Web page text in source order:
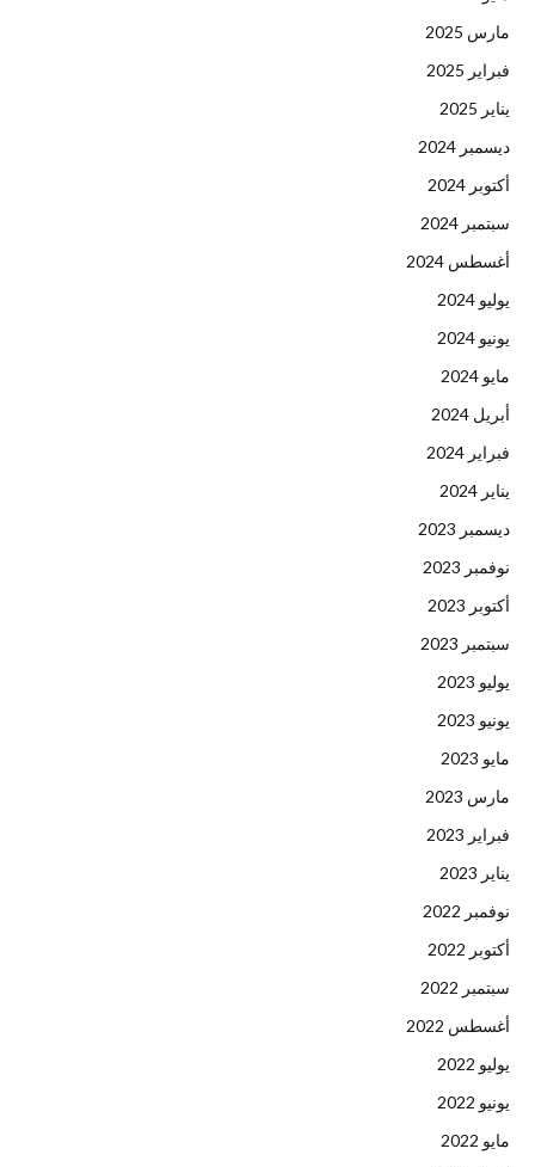
مارس 2025
فبراير 2025
يناير 2025
ديسمبر 2024
أكتوبر 2024
سبتمبر 2024
أغسطس 2024
يوليو 2024
يونيو 2024
مايو 2024
أبريل 2024
فبراير 2024
يناير 2024
ديسمبر 2023
نوفمبر 2023
أكتوبر 2023
سبتمبر 2023
يوليو 2023
يونيو 2023
مايو 2023
مارس 2023
فبراير 2023
يناير 2023
نوفمبر 2022
أكتوبر 2022
سبتمبر 2022
أغسطس 2022
يوليو 2022
يونيو 2022
مايو 2022